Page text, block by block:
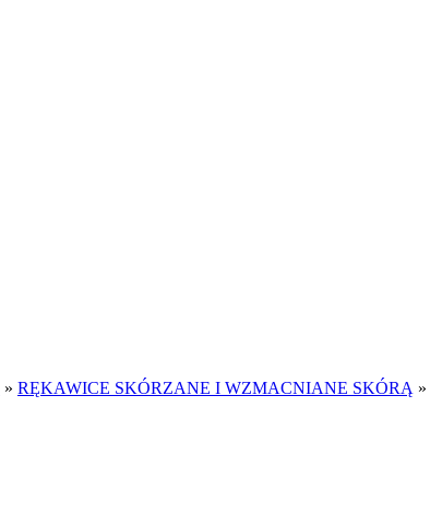
» RĘKAWICE SKÓRZANE I WZMACNIANE SKÓRĄ »